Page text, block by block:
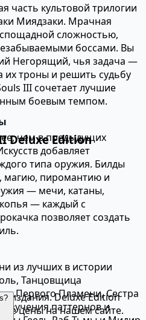
часть культовой трилогии
Миядзаки. Мрачная
сложностью,
боссами. Вы
Негорящий, чья задача —
их троны и решить судьбу
III сочетает лучшие
боевым темпом.
чем в предыдущих
добавляет
типа оружия. Билды
магию, пиромантию и
— мечи, катаны,
копья — каждый с
позволяет создать
из лучших в истории
Танцовщица
Первого Пламени, Сестра
паттернов и
Deluxe Edition
издания. Deluxe Edition
цены на нашем сайте.